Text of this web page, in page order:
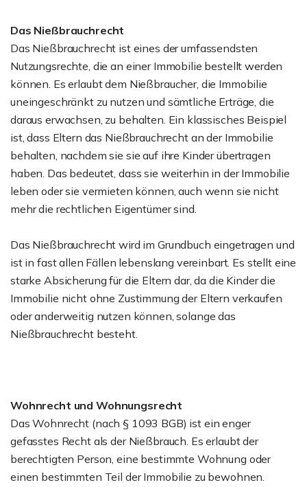
Das Nießbrauchrecht
Das Nießbrauchrecht ist eines der umfassendsten
Nutzungsrechte, die an einer Immobilie bestellt werden
können. Es erlaubt dem Nießbraucher, die Immobilie
uneingeschränkt zu nutzen und sämtliche Erträge, die
daraus erwachsen, zu behalten. Ein klassisches Beispiel
ist, dass Eltern das Nießbrauchrecht an der Immobilie
behalten, nachdem sie sie auf ihre Kinder übertragen
haben. Das bedeutet, dass sie weiterhin in der Immobilie
leben oder sie vermieten können, auch wenn sie nicht
mehr die rechtlichen Eigentümer sind.
Das Nießbrauchrecht wird im Grundbuch eingetragen und
ist in fast allen Fällen lebenslang vereinbart. Es stellt eine
starke Absicherung für die Eltern dar, da die Kinder die
Immobilie nicht ohne Zustimmung der Eltern verkaufen
oder anderweitig nutzen können, solange das
Nießbrauchrecht besteht.
Wohnrecht und Wohnungsrecht
Das Wohnrecht (nach § 1093 BGB) ist ein enger
gefasstes Recht als der Nießbrauch. Es erlaubt der
berechtigten Person, eine bestimmte Wohnung oder
einen bestimmten Teil der Immobilie zu bewohnen.